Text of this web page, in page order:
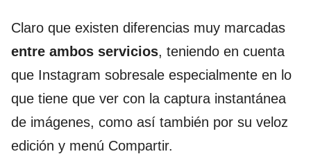
Claro que existen diferencias muy marcadas
entre ambos servicios, teniendo en cuenta
que Instagram sobresale especialmente en lo
que tiene que ver con la captura instantánea
de imágenes, como así también por su veloz
edición y menú Compartir.